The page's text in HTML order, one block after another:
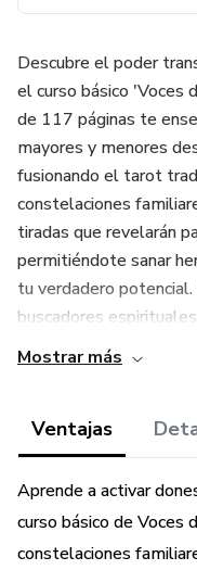
Descubre el poder
el curso básico 'Voces
de 117 páginas te
mayores y menores
fusionando el tarot
constelaciones
tiradas que revelarán
permitiéndote sanar
tu verdadero
buscadores
Mostrar más
Ventajas
Aprende a activar
curso básico de Voces
constelaciones